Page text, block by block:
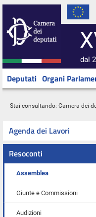
dal
Deputati Organi
Stai consultando: Camera dei
Agenda dei Lavori
Resoconti
Assemblea
Giunte e Commissioni
Audizioni